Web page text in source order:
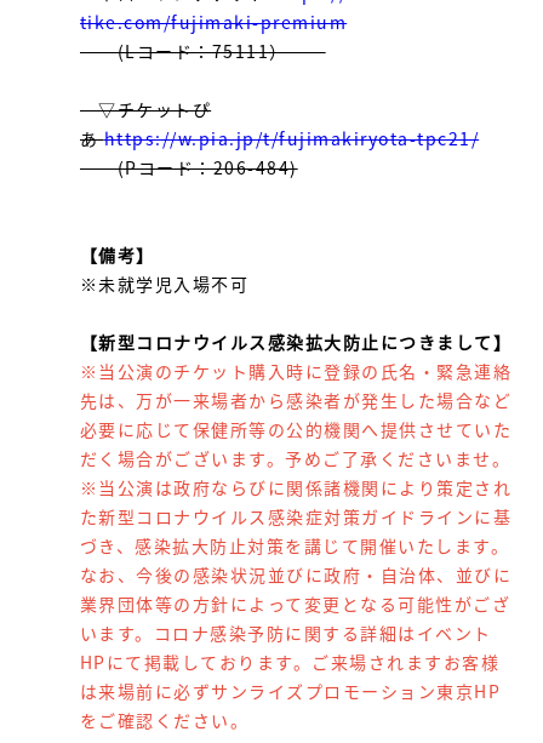
tike.com/fujimaki-premium
(Lコード：75111）
▽チケットぴ
あhttps://w.pia.jp/t/fujimakiryota-tpc21/
(Pコード：206-484)
【備考】
※未就学児入場不可
【新型コロナウイルス感染拡大防止につきまして】
※当公演のチケット購入時に登録の氏名・緊急連絡
先は、万が一来場者から感染者が発生した場合など
必要に応じて保健所等の公的機関へ提供させていた
だく場合がございます。予めご了承くださいませ。
※当公演は政府ならびに関係諸機関により策定され
た新型コロナウイルス感染症対策ガイドラインに基
づき、感染拡大防止対策を講じて開催いたします。
なお、今後の感染状況並びに政府・自治体、並びに
業界団体等の方針によって変更となる可能性がござ
います。コロナ感染予防に関する詳細はイベント
HPにて掲載しております。ご来場されますお客様
は来場前に必ずサンライズプロモーション東京HP
をご確認ください。